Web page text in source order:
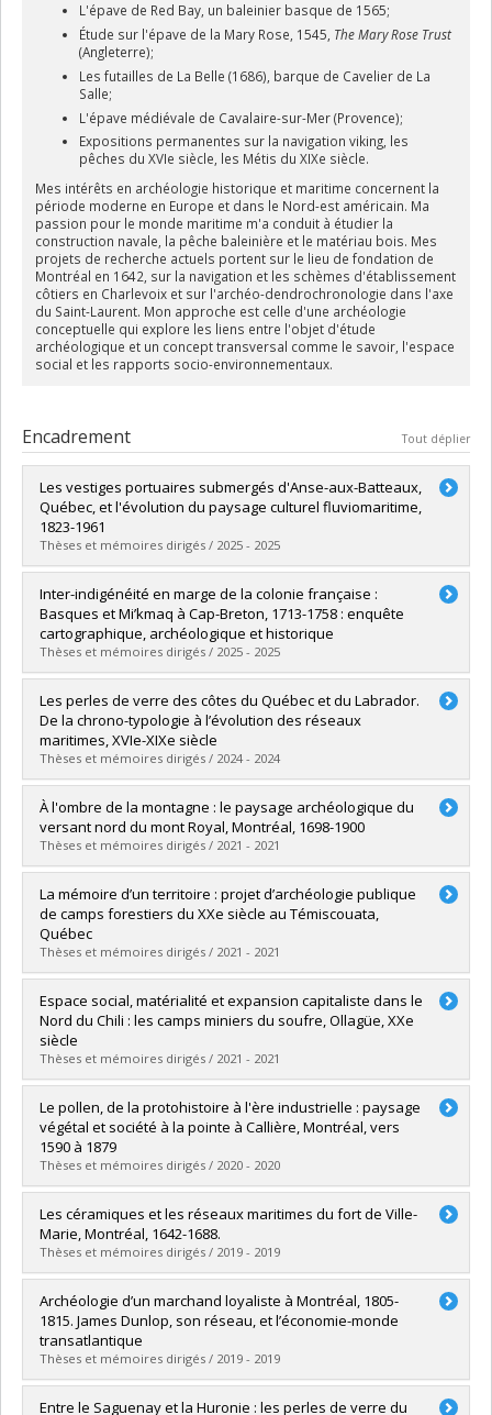
L'épave de Red Bay, un baleinier basque de 1565;
Étude sur l'épave de la Mary Rose, 1545, The Mary Rose Trust
(Angleterre);
Les futailles de La Belle (1686), barque de Cavelier de La
Salle;
L'épave médiévale de Cavalaire-sur-Mer (Provence);
Expositions permanentes sur la navigation viking, les
pêches du XVIe siècle, les Métis du XIXe siècle.
Mes intérêts en archéologie historique et maritime concernent la
période moderne en Europe et dans le Nord-est américain. Ma
passion pour le monde maritime m'a conduit à étudier la
construction navale, la pêche baleinière et le matériau bois. Mes
projets de recherche actuels portent sur le lieu de fondation de
Montréal en 1642, sur la navigation et les schèmes d'établissement
côtiers en Charlevoix et sur l'archéo-dendrochronologie dans l'axe
du Saint-Laurent. Mon approche est celle d'une archéologie
conceptuelle qui explore les liens entre l'objet d'étude
archéologique et un concept transversal comme le savoir, l'espace
social et les rapports socio-environnementaux.
Encadrement Tout déplier
Les vestiges portuaires submergés d'Anse-aux-Batteaux,
Québec, et l'évolution du paysage culturel fluviomaritime,
1823-1961
Thèses et mémoires dirigés / 2025 - 2025
Diplômé(e) :Trottier, Marie
Cycle :Maîtrise
Diplôme obtenu :M. Sc.
Lien vers le document dans Papyrus
Inter-indigénéité en marge de la colonie française :
Basques et Mi’kmaq à Cap-Breton, 1713-1758 : enquête
cartographique, archéologique et historique
Thèses et mémoires dirigés / 2025 - 2025
Diplômé(e) :Marguirault Arrosagaray, Ihintza
Cycle :Doctorat
Diplôme obtenu :Ph. D.
Lien vers le document dans Papyrus
Les perles de verre des côtes du Québec et du Labrador.
De la chrono-typologie à l’évolution des réseaux
maritimes, XVIe-XIXe siècle
Thèses et mémoires dirigés / 2024 - 2024
Diplômé(e) :Teasdale, Emilie
Cycle :Maîtrise
Diplôme obtenu :M. Sc.
Lien vers le document dans Papyrus
À l'ombre de la montagne : le paysage archéologique du
versant nord du mont Royal, Montréal, 1698-1900
Thèses et mémoires dirigés / 2021 - 2021
Diplômé(e) :Janssen, Valérie
Cycle :Maîtrise
Diplôme obtenu :
Lien vers le document dans Papyrus
La mémoire d’un territoire : projet d’archéologie publique
de camps forestiers du XXe siècle au Témiscouata,
Québec
Thèses et mémoires dirigés / 2021 - 2021
Diplômé(e) :G. Bolduc, Laurence
Cycle :Doctorat
Diplôme obtenu :
Lien vers le document dans Papyrus
Espace social, matérialité et expansion capitaliste dans le
Nord du Chili : les camps miniers du soufre, Ollagüe, XXe
siècle
Thèses et mémoires dirigés / 2021 - 2021
Diplômé(e) : Rivera Amaro, Francisco
Cycle :Doctorat
Diplôme obtenu :
Lien vers le document dans Papyrus
Le pollen, de la protohistoire à l'ère industrielle : paysage
végétal et société à la pointe à Callière, Montréal, vers
1590 à 1879
Thèses et mémoires dirigés / 2020 - 2020
Diplômé(e) :Juteau, Audrée
Cycle : Maîtrise
Diplôme obtenu :M. Sc.
Lien vers le document dans Papyrus
Les céramiques et les réseaux maritimes du fort de Ville-
Marie, Montréal, 1642-1688.
Thèses et mémoires dirigés / 2019 - 2019
Diplômé(e) :Bourgela, Samuel
Cycle :Maîtrise
Diplôme obtenu :
Lien vers le document dans Papyrus
Archéologie d’un marchand loyaliste à Montréal, 1805-
1815. James Dunlop, son réseau, et l’économie-monde
transatlantique
Thèses et mémoires dirigés / 2019 - 2019
Diplômé(e) :Gratton, Olivier
Entre le Saguenay et la Huronie : les perles de verre du